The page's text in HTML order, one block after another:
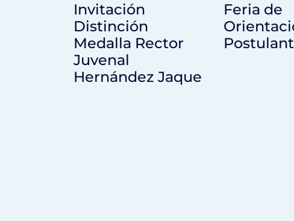
Invitación
Distinción
Medalla Rector
Juvenal
Hernández Jaque
Feria de